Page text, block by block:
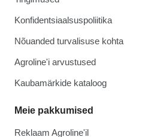
Konfidentsiaalsuspoliitika
Nõuanded turvalisuse kohta
Agroline'i arvustused
Kaubamärkide kataloog
Meie pakkumised
Reklaam Agroline'il